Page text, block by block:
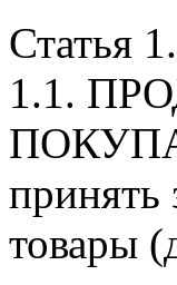
Статья
1.1.
принять
товары